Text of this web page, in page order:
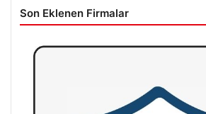
Son Eklenen Firmalar